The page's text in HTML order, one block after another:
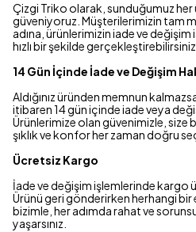
Çizgi Triko olarak, sunduğumuz her
güveniyoruz. Müşterilerimizin tam
adına, ürünlerimizin iade ve
hızlı bir şekilde gerçekleştirebilirsiniz.
14 Gün İçinde İade ve Değişim
Aldığınız üründen memnun
itibaren 14 gün içinde iade veya
Ürünlerimize olan güvenimizle, size
şıklık ve konfor her zaman doğru
Ücretsiz Kargo
İade ve değişim işlemlerinde kargo
Ürünü geri gönderirken herhangi
bizimle, her adımda rahat ve
yaşarsınız.